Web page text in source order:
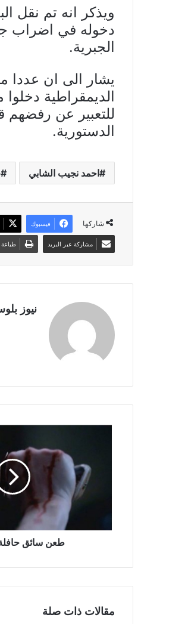
ويذكر انه تم نقل
دخوله في اضراب
الجبرية.
يشار الى ان عددا
الديمقراطية
الدستورية.
احمد نجيب الشابي
شاركها فيسبوك
مشاركة عبر البريد طباعة
نيوز
طعن سائق حافلة
مقالات ذات صلة